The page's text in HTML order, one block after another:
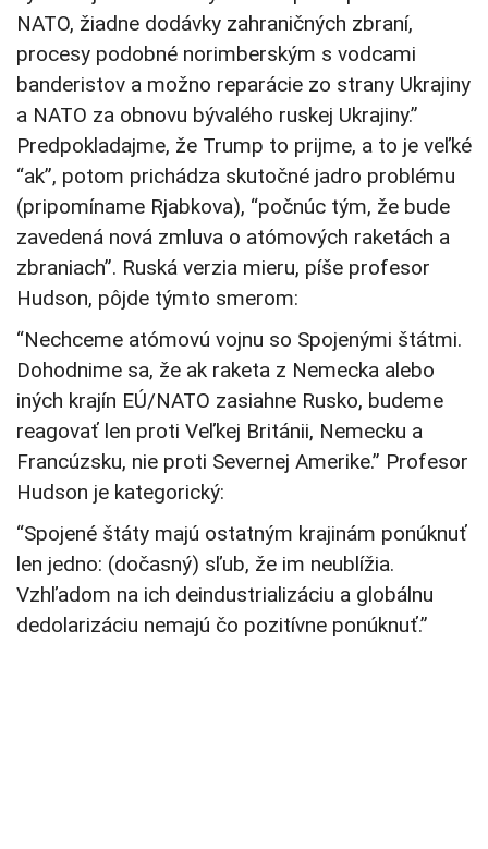
NATO, žiadne dodávky zahraničných zbraní,
procesy podobné norimberským s vodcami
banderistov a možno reparácie zo strany Ukrajiny
a NATO za obnovu bývalého ruskej Ukrajiny.”
Predpokladajme, že Trump to prijme, a to je veľké
“ak”, potom prichádza skutočné jadro problému
(pripomíname Rjabkova), “počnúc tým, že bude
zavedená nová zmluva o atómových raketách a
zbraniach”. Ruská verzia mieru, píše profesor
Hudson, pôjde týmto smerom:
“Nechceme atómovú vojnu so Spojenými štátmi.
Dohodnime sa, že ak raketa z Nemecka alebo
iných krajín EÚ/NATO zasiahne Rusko, budeme
reagovať len proti Veľkej Británii, Nemecku a
Francúzsku, nie proti Severnej Amerike.” Profesor
Hudson je kategorický:
“Spojené štáty majú ostatným krajinám ponúknuť
len jedno: (dočasný) sľub, že im neublížia.
Vzhľadom na ich deindustrializáciu a globálnu
dedolarizáciu nemajú čo pozitívne ponúknuť.”